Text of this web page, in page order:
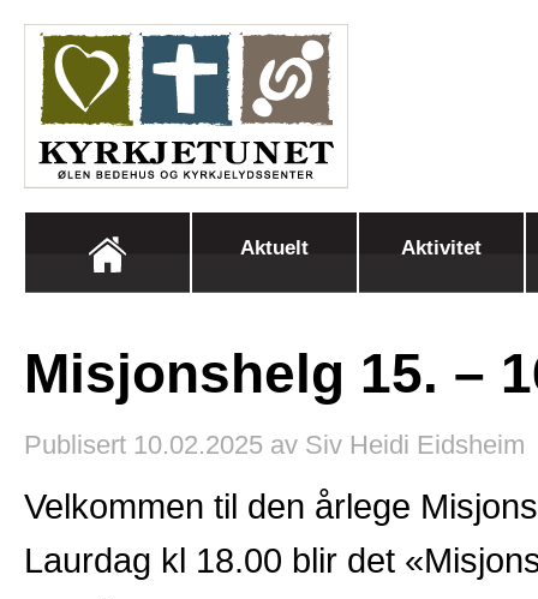
Aktuelt Aktivitet
Misjonshelg 15. –
Publisert 10.02.2025 av Siv Heidi Eidsheim
Velkommen til den årlege
Laurdag kl 18.00 blir det